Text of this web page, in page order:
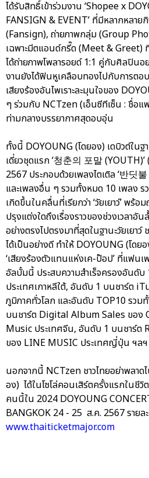
ได้รับสิทธิ์เข้าร่วมงาน ‘Shopee x
FANSIGN & EVENT’ ที่มีหลากหลา
(Fansign), ถ่ายภาพกลุ่ม (Group
เฉพาะมีตแอนด์กรี๊ด (Meet & Greet)
ได้ถ่ายภาพโพลารอยด์ 1:1 คู่กับศิลปิน
งานยังได้ฟินหูเคลือบทองไปกับการตอ
เสียงร้องอันไพเราะละมุนใจของ
ๆ ร่วมกับ NCTzen (เอ็นซีทีเซ็น : ชื่อ
ท่ามกลางบรรยากาศสุดอบอุ่น
ทั้งนี้ DOYOUNG (โดยอง) เดบิวต์ใน
เดี่ยวชุดแรก ‘청춘의 포말
2567 ประกอบด้วยเพลงไตเติล ‘반딧
และเพลงอื่น ๆ รวมทั้งหมด 10 เพลง
เกิดขึ้นในคลื่นที่เรียกว่า ‘วัยเยาว์’ พร้
ปรุงแต่งใดถึงเรื่องราวของช่วงเวลาอัน
อย่างตรงไปตรงมาที่สุดในฐานะวัยเยา
ได้เป็นอย่างดี ทำให้ DOYOUNG (โดย
‘เสียงร้องตัวแทนแห่งเค-ป๊อป’ ที่แฟนเ
อัลบั้มนี้ ประสบความสำเร็จครองอันดั
ประเทศเกาหลีใต้, อันดับ 1 บนชาร์ต
ภูมิภาคทั่วโลก และอันดับ TOP10 รว
บนชาร์ต Digital Album Sales ของ
Music ประเทศจีน, อันดับ 1 บนชาร์
ของ LINE MUSIC ประเทศญี่ปุ่น ฯลฯ
นอกจากนี้ NCTzen ชาวไทยอย่าพลาด
อง) ได้ในโซโล่คอนเสิร์ตครั้งแรกในชี
คนนี้ใน 2024 DOYOUNG
BANGKOK 24 - 25 ส.ค. 2567 รายล
www.thaiticketmajor.com